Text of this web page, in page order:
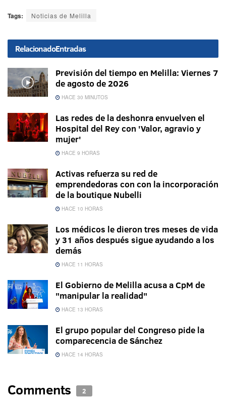
Tags: Noticias de Melilla
RelacionadoEntradas
Previsión del tiempo en Melilla: Viernes 7
de agosto de 2026
HACE 30 MINUTOS
Las redes de la deshonra envuelven el
Hospital del Rey con 'Valor, agravio y
mujer'
HACE 9 HORAS
Activas refuerza su red de
emprendedoras con con la incorporación
de la boutique Nubelli
HACE 10 HORAS
Los médicos le dieron tres meses de vida
y 31 años después sigue ayudando a los
demás
HACE 11 HORAS
El Gobierno de Melilla acusa a CpM de
"manipular la realidad"
HACE 13 HORAS
El grupo popular del Congreso pide la
comparecencia de Sánchez
HACE 14 HORAS
Comments 2